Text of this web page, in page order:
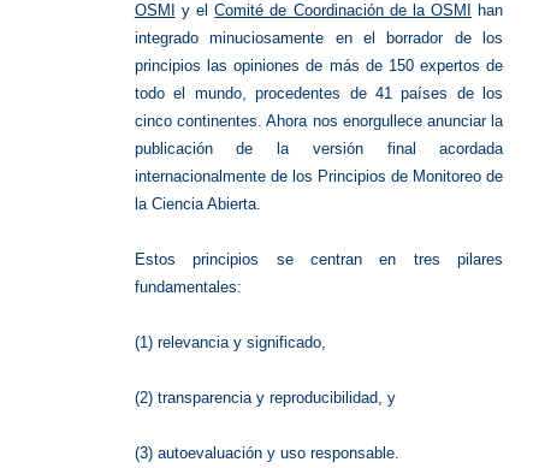
OSMI
y elComité de Coordinación de la OSMI
han
integrado minuciosamente en el borrador de los
principios las opiniones de más de 150 expertos de
todo el mundo, procedentes de 41 países de los
cinco continentes. Ahora nos enorgullece anunciar la
publicación de la versión final acordada
internacionalmente de los Principios de Monitoreo de
la Ciencia Abierta.
Estos principios se centran en tres pilares
fundamentales:
(1) relevancia y significado,
(2) transparencia y reproducibilidad, y
(3) autoevaluación y uso responsable.